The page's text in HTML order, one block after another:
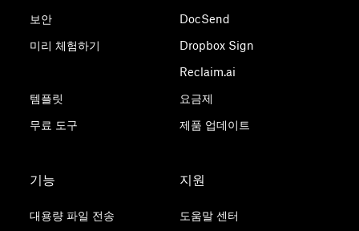
보안
미리 체험하기
템플릿
무료 도구
DocSend
Dropbox Sign
Reclaim.ai
요금제
제품 업데이트
기능
대용량 파일 전송
지원
도움말 센터